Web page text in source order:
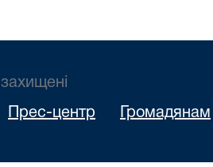
Прес-центр Громадянам